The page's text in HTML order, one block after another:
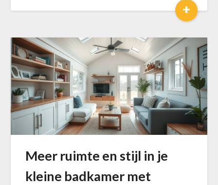
+
Meer ruimte en stijl in je
kleine badkamer met